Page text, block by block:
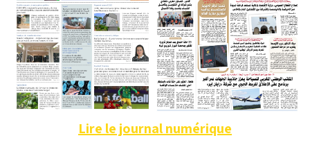
Lire le journal numérique